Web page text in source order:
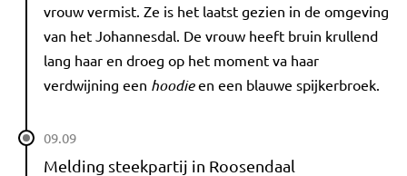
vrouw vermist. Ze is het laatst gezien in de omgeving
van het Johannesdal. De vrouw heeft bruin krullend
lang haar en droeg op het moment va haar
verdwijning een hoodieen een blauwe spijkerbroek.
09.09
Melding steekpartij in Roosendaal